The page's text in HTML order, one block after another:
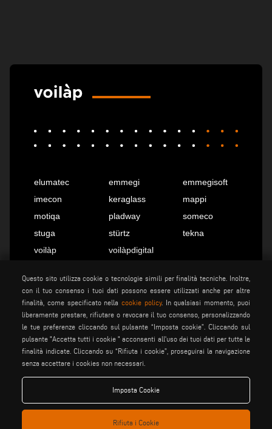
elumatec emmegi
emmegisoft
imecon
keraglass
mappi
motiqa
pladway
someco
stuga
stürtz
tekna
voilàp
voilàpdigital
Italiano info@tekna.it
be the change
condizioni generali di
Questo sito utilizza cookie o tecnologie simili per finalità tecniche. Inoltre,
con il tuo consenso i tuoi dati possono essere utilizzati anche per altre
finalità, come specificato nellacookie policy. In qualsiasi momento, puoi
liberamente prestare, rifiutare o revocare il tuo consenso, personalizzando
le tue preferenze cliccando sul pulsante “Imposta cookie”. Cliccando sul
pulsante "Accetta tutti i cookie " acconsenti all'uso dei tuoi dati per tutte le
finalità indicate. Cliccando su “Rifiuta i cookie”, proseguirai la navigazione
senza accettare i cookies non necessari.
Imposta Cookie
Rifiuta i Cookie